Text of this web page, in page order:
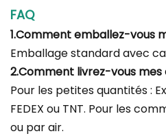
FAQ
1.Comment emballez-vous
Emballage standard avec
2.Comment livrez-vous
Pour les petites quantités :
FEDEX ou TNT. Pour les
ou par air.